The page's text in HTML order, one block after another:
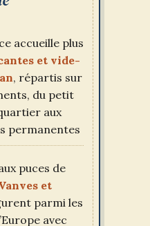
accueille plus
et vide-
, répartis sur
du petit
aux
permanentes
puces de
et
parmi les
avec